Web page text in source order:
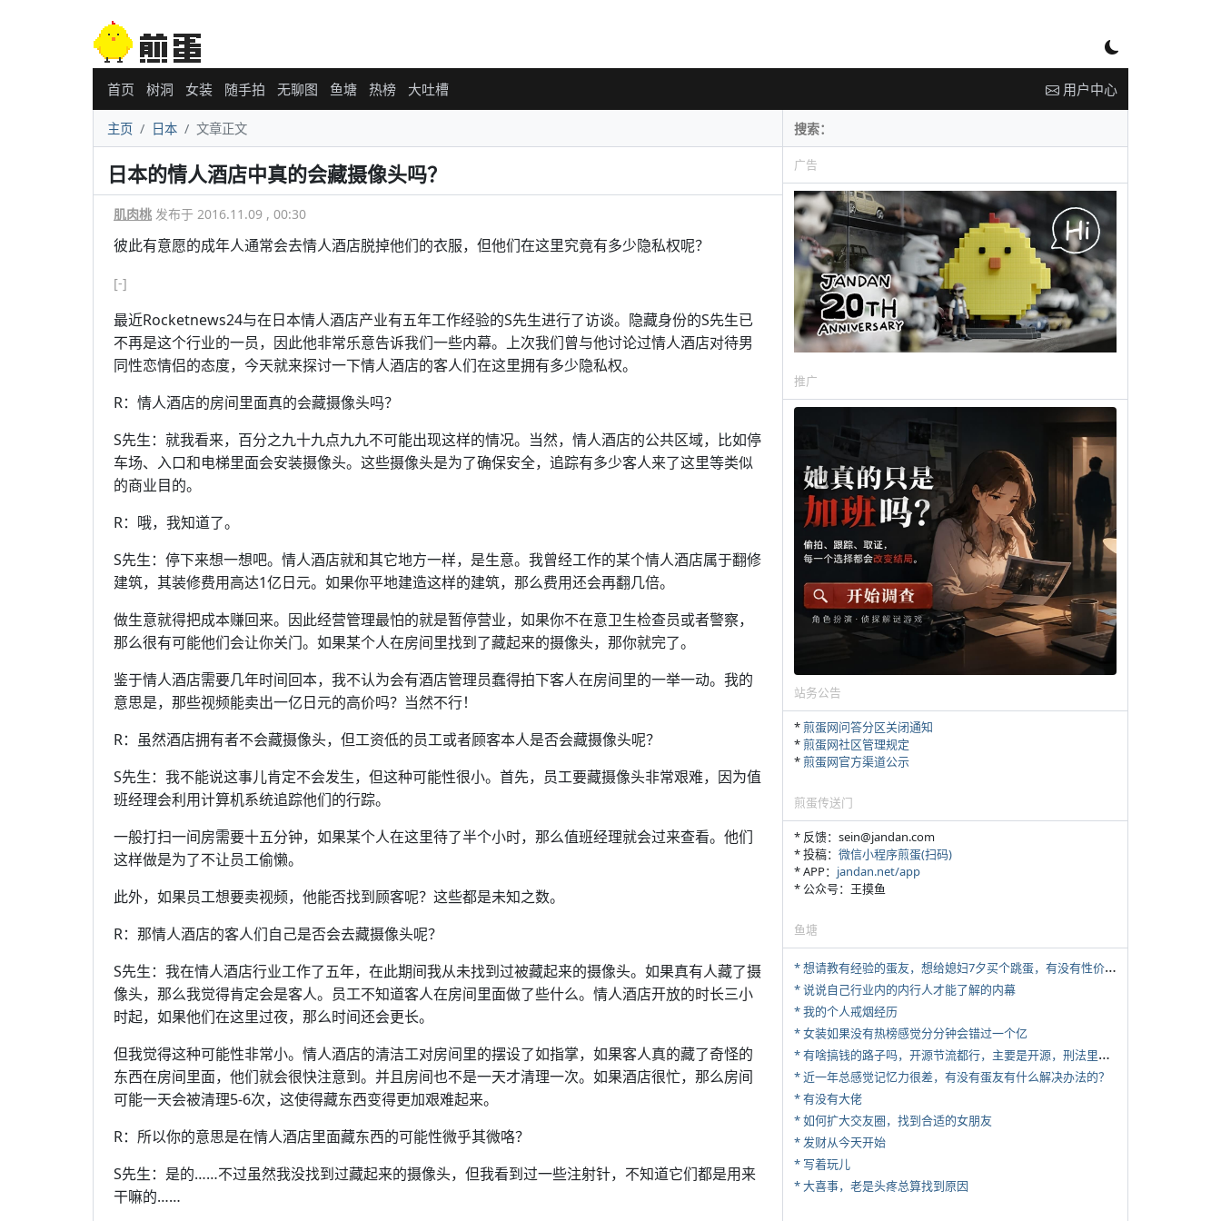
首页 树洞 女装 随手拍 无聊图 鱼塘 热榜 大吐槽 用户中心
主页 日本 文章正文
日本的情人酒店中真的会藏摄像头吗？
肌肉桃 发布于 2016.11.09 , 00:30
彼此有意愿的成年人通常会去情人酒店脱掉他们的衣服，但他们在这里究竟有多少隐私权呢？
[-]
最近Rocketnews24与在日本情人酒店产业有五年工作经验的S先生进行了访谈。隐藏身份的S先生已
不再是这个行业的一员，因此他非常乐意告诉我们一些内幕。上次我们曾与他讨论过情人酒店对待男
同性恋情侣的态度，今天就来探讨一下情人酒店的客人们在这里拥有多少隐私权。
R：情人酒店的房间里面真的会藏摄像头吗？
S先生：就我看来，百分之九十九点九九不可能出现这样的情况。当然，情人酒店的公共区域，比如停
车场、入口和电梯里面会安装摄像头。这些摄像头是为了确保安全，追踪有多少客人来了这里等类似
的商业目的。
R：哦，我知道了。
S先生：停下来想一想吧。情人酒店就和其它地方一样，是生意。我曾经工作的某个情人酒店属于翻修
建筑，其装修费用高达1亿日元。如果你平地建造这样的建筑，那么费用还会再翻几倍。
做生意就得把成本赚回来。因此经营管理最怕的就是暂停营业，如果你不在意卫生检查员或者警察，
那么很有可能他们会让你关门。如果某个人在房间里找到了藏起来的摄像头，那你就完了。
鉴于情人酒店需要几年时间回本，我不认为会有酒店管理员蠢得拍下客人在房间里的一举一动。我的
意思是，那些视频能卖出一亿日元的高价吗？当然不行！
R：虽然酒店拥有者不会藏摄像头，但工资低的员工或者顾客本人是否会藏摄像头呢？
S先生：我不能说这事儿肯定不会发生，但这种可能性很小。首先，员工要藏摄像头非常艰难，因为值
班经理会利用计算机系统追踪他们的行踪。
一般打扫一间房需要十五分钟，如果某个人在这里待了半个小时，那么值班经理就会过来查看。他们
这样做是为了不让员工偷懒。
此外，如果员工想要卖视频，他能否找到顾客呢？这些都是未知之数。
R：那情人酒店的客人们自己是否会去藏摄像头呢？
S先生：我在情人酒店行业工作了五年，在此期间我从未找到过被藏起来的摄像头。如果真有人藏了摄
像头，那么我觉得肯定会是客人。员工不知道客人在房间里面做了些什么。情人酒店开放的时长三小
时起，如果他们在这里过夜，那么时间还会更长。
但我觉得这种可能性非常小。情人酒店的清洁工对房间里的摆设了如指掌，如果客人真的藏了奇怪的
东西在房间里面，他们就会很快注意到。并且房间也不是一天才清理一次。如果酒店很忙，那么房间
可能一天会被清理5-6次，这使得藏东西变得更加艰难起来。
R：所以你的意思是在情人酒店里面藏东西的可能性微乎其微咯？
S先生：是的……不过虽然我没找到过藏起来的摄像头，但我看到过一些注射针，不知道它们都是用来
干嘛的……
广告
推广
站务公告
*煎蛋网问答分区关闭通知
*煎蛋网社区管理规定
*煎蛋网官方渠道公示
煎蛋传送门
* 反馈：sein@jandan.com
* 投稿： 微信小程序煎蛋(扫码)
* APP： jandan.net/app
* 公众号：王摸鱼
鱼塘
*
想请教有经验的蛋友，想给媳妇7夕买个跳蛋，有没有性价比高的推荐
* 说说自己行业内的内行人才能了解的内幕
* 我的个人戒烟经历
* 女装如果没有热榜感觉分分钟会错过一个亿
*
有啥搞钱的路子吗，开源节流都行，主要是开源，刑法里的咱不做
* 近一年总感觉记忆力很差，有没有蛋友有什么解决办法的？
* 有没有大佬
* 如何扩大交友圈，找到合适的女朋友
* 发财从今天开始
* 写着玩儿
* 大喜事，老是头疼总算找到原因